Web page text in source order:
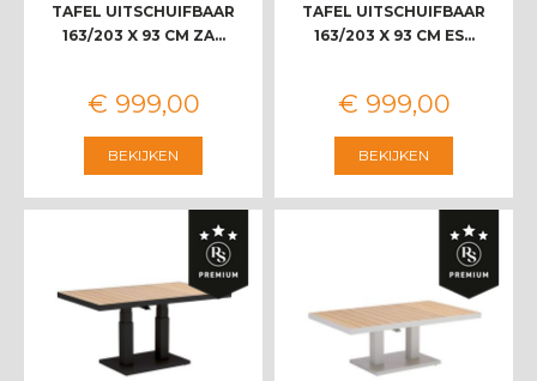
TAFEL UITSCHUIFBAAR
163/203 X 93 CM ZA…
€ 999,00
BEKIJKEN
TAFEL UITSCHUIFBAAR
163/203 X 93 CM ES…
€ 999,00
BEKIJKEN